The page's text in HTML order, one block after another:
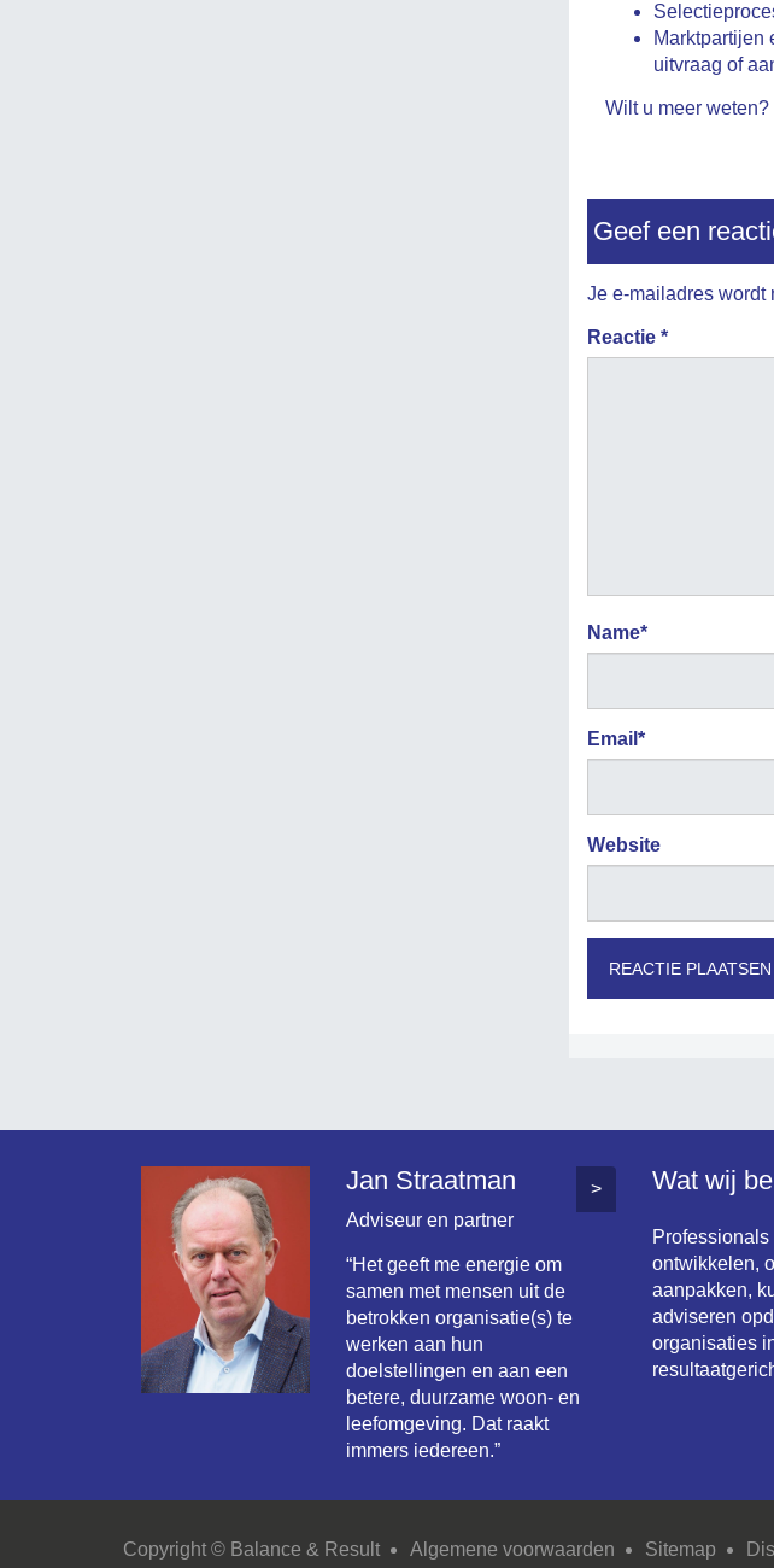
Marktpartijen
uitvraag of
Wilt u meer weten?
Geef een
Je e-mailadres wordt
Reactie *
Name*
Email *
Website
Jan Straatman
Adviseur en partner
“Het geeft me energie om
samen met mensen uit de
betrokken organisatie(s) te
werken aan hun
doelstellingen en aan een
betere, duurzame woon- en
leefomgeving. Dat raakt
immers iedereen.”
> Wat wij
ontwikkelen,
aanpakken,
adviseren
organisaties
Copyright © Balance & Result Algemene voorwaarden Sitemap